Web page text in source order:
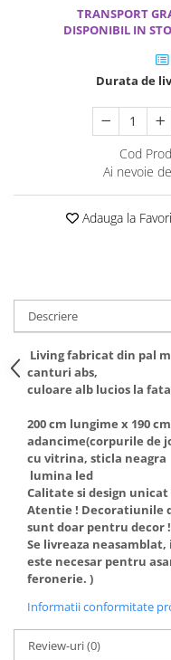
TRANSPORT
DISPONIBIL IN
Durata de
Cod
Ai nevoie
Adauga la
Descriere
Living fabricat din pal
canturi abs,
culoare alb lucios la
200 cm lungime x 190
adancime(corpurile de
cu vitrina, sticla neagra
lumina led
Calitate si design unicat
Atentie ! Decoratiunile
sunt doar pentru decor !
Se livreaza
este necesar pentru
feronerie. )
Informatii conformitate
Review-uri(0)